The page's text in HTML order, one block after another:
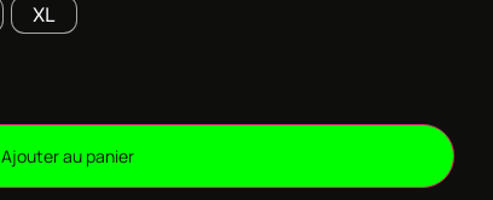
XL
Ajouter au panier